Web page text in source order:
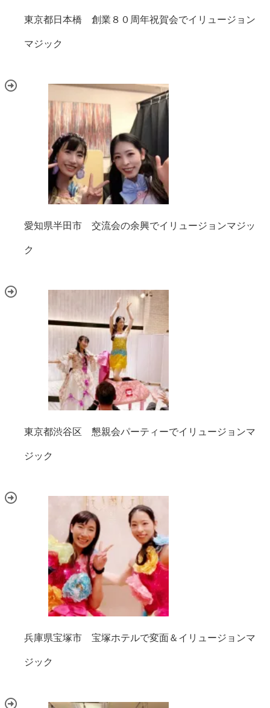
東京都日本橋 創業８０周年祝賀会でイリュージョン
マジック
愛知県半田市 交流会の余興でイリュージョンマジッ
ク
東京都渋谷区 懇親会パーティーでイリュージョンマ
ジック
兵庫県宝塚市 宝塚ホテルで変面＆イリュージョンマ
ジック